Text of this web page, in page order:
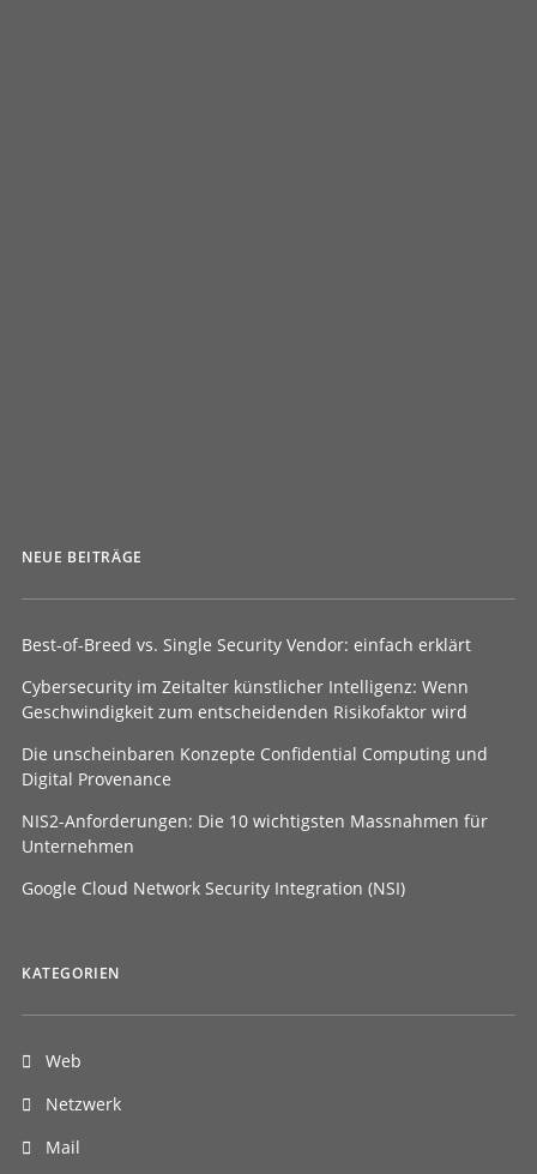
NEUE BEITRÄGE
Best-of-Breed vs. Single Security Vendor: einfach erklärt
Cybersecurity im Zeitalter künstlicher Intelligenz: Wenn
Geschwindigkeit zum entscheidenden Risikofaktor wird
Die unscheinbaren Konzepte Confidential Computing und
Digital Provenance
NIS2-Anforderungen: Die 10 wichtigsten Massnahmen für
Unternehmen
Google Cloud Network Security Integration (NSI)
KATEGORIEN
Web
Netzwerk
Mail